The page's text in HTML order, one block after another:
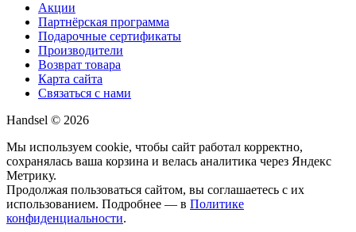
Акции
Партнёрская программа
Подарочные сертификаты
Производители
Возврат товара
Карта сайта
Связаться с нами
Handsel © 2026
Мы используем cookie, чтобы сайт работал корректно,
сохранялась ваша корзина и велась аналитика через Яндекс
Метрику.
Продолжая пользоваться сайтом, вы соглашаетесь с их
использованием. Подробнее — в Политике
конфиденциальности.